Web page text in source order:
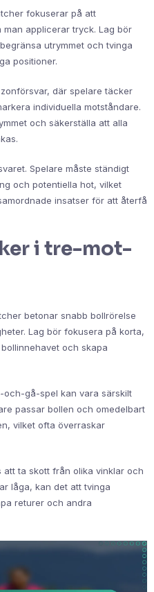
fokuserar på att
applicerar tryck. Lag bör
utrymmet och tvinga
positioner.
där spelare täcker
individuella motståndare.
och säkerställa att alla
Spelare måste ständigt
och potentiella hot, vilket
insatser för att återfå
i tre-mot-
betonar snabb bollrörelse
Lag bör fokusera på korta,
och skapa
och-gå-spel kan vara särskilt
passar bollen och omedelbart
vilket ofta överraskar
att ta skott från olika vinklar och
låga, kan det att tvinga
returer och andra